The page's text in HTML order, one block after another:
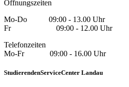
Öffnungszeiten
Mo-Do 09:00 - 13.00 Uhr
Fr 09:00 - 12.00 Uhr
Telefonzeiten
Mo-Fr 09:00 - 16.00 Uhr
StudierendenServiceCenter Landau